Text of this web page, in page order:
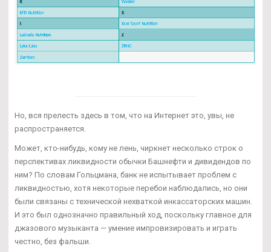
Но, вся прелесть здесь в том, что на Интернет это, увы, не
распространяется.
Может, кто-нибудь, кому не лень, чиркнет несколько строк о
перспективах ликвидности обычки Башнефти и дивидендов по
ним? По словам Гольцмана, банк не испытывает проблем с
ликвидностью, хотя некоторые перебои наблюдались, но они
были связаны с технической нехваткой инкассаторских машин.
И это был однозначно правильный ход, поскольку главное для
джазового музыканта — умение импровизировать и играть
честно, без фальши.